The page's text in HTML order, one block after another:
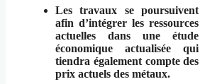
Les travaux se poursuivent
afin d’intégrer les ressources
actuelles dans une étude
économique actualisée qui
tiendra également compte des
prix actuels des métaux.